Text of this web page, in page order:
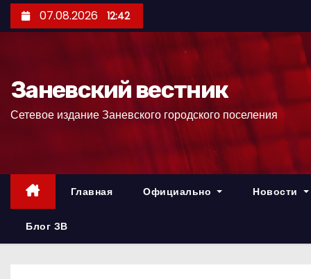
е
р
07.08.2026 12:42
Заневский вестник
Сетевое издание Заневского городского поселения
Главная Официально Новости
Блог ЗВ